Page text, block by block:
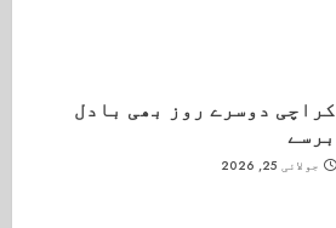
کراچی دوسرے روز بھی بادل
برسے
جولائی 25, 2026